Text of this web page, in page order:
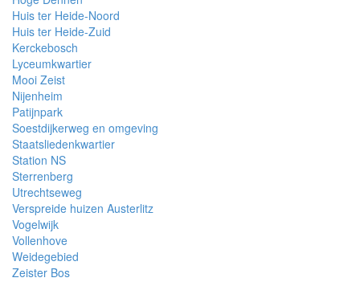
Huis ter Heide-Noord
Huis ter Heide-Zuid
Kerckebosch
Lyceumkwartier
Mooi Zeist
Nijenheim
Patijnpark
Soestdijkerweg en omgeving
Staatsliedenkwartier
Station NS
Sterrenberg
Utrechtseweg
Verspreide huizen Austerlitz
Vogelwijk
Vollenhove
Weidegebied
Zeister Bos